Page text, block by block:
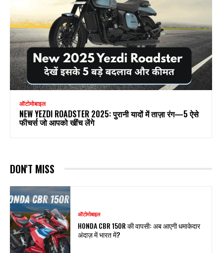
ऑटोमोबाइल
NEW YEZDI ROADSTER 2025: पुरानी यादों में ताज़ा रंग—5 ऐसे
फीचर्स जो आपको खींच लेंगे
DON'T MISS
ऑटोमोबाइल
HONDA CBR 150R की वापसी: अब आएगी धमाकेदार
अंदाज़ में भारत में?